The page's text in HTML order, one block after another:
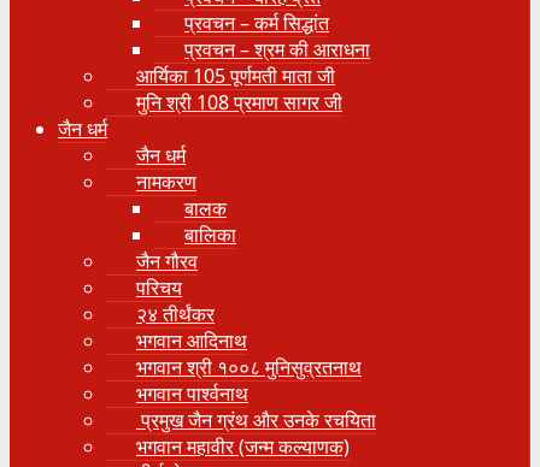
प्रवचन – कर्म सिद्धांत
प्रवचन – श्रम की आराधना
आर्यिका 105 पूर्णमती माता जी
मुनि श्री 108 प्रमाण सागर जी
जैन धर्म
जैन धर्म
नामकरण
बालक
बालिका
जैन गौरव
परिचय
२४ तीर्थंकर
भगवान आदिनाथ
भगवान श्री १००८ मुनिसुव्रतनाथ
भगवान पार्श्वनाथ
प्रमुख जैन ग्रंथ और उनके रचयिता
भगवान महावीर (जन्म कल्याणक)